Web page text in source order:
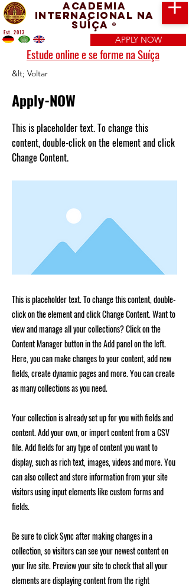
Academia
Internacional na
Suíça ®
APPLY NOW
Estude online e se forme na Suíça
Est. 2013
&lt; Voltar
Apply-NOW
This is placeholder text. To change this
content, double-click on the element and click
Change Content.
This is placeholder text. To change this content, double-
click on the element and click Change Content. Want to
view and manage all your collections? Click on the
Content Manager button in the Add panel on the left.
Here, you can make changes to your content, add new
fields, create dynamic pages and more. You can create
as many collections as you need.
Your collection is already set up for you with fields and
content. Add your own, or import content from a CSV
file. Add fields for any type of content you want to
display, such as rich text, images, videos and more. You
can also collect and store information from your site
visitors using input elements like custom forms and
fields.
Be sure to click Sync after making changes in a
collection, so visitors can see your newest content on
your live site. Preview your site to check that all your
elements are displaying content from the right